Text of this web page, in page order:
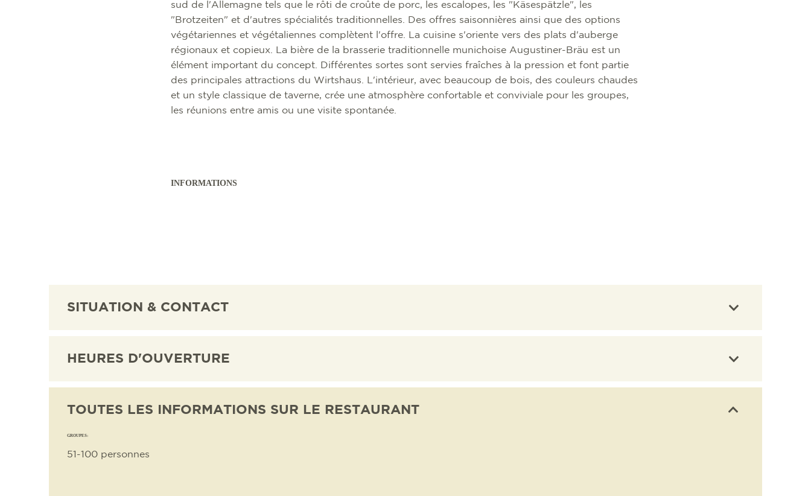
sud de l'Allemagne tels que le rôti de croûte de porc, les escalopes, les "Käsespätzle", les
"Brotzeiten" et d'autres spécialités traditionnelles. Des offres saisonnières ainsi que des options
végétariennes et végétaliennes complètent l'offre. La cuisine s'oriente vers des plats d'auberge
régionaux et copieux. La bière de la brasserie traditionnelle munichoise Augustiner-Bräu est un
élément important du concept. Différentes sortes sont servies fraîches à la pression et font partie
des principales attractions du Wirtshaus. L'intérieur, avec beaucoup de bois, des couleurs chaudes
et un style classique de taverne, crée une atmosphère confortable et conviviale pour les groupes,
les réunions entre amis ou une visite spontanée.
INFORMATIONS
SITUATION & CONTACT
HEURES D'OUVERTURE
TOUTES LES INFORMATIONS SUR LE RESTAURANT
GROUPES:
51-100 personnes